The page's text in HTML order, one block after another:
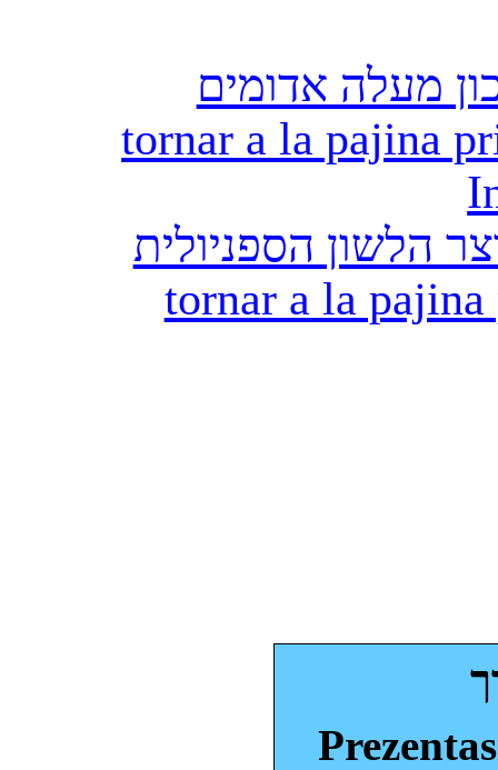
מעלה אדומים
tornar a la pajina
הלשון הספניולית
tornar a la